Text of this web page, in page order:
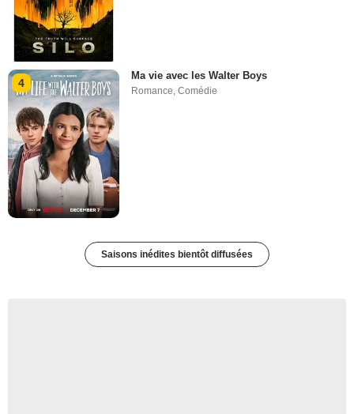
4
Ma vie avec les Walter Boys
Romance ,Comédie
Saisons inédites bientôt diffusées